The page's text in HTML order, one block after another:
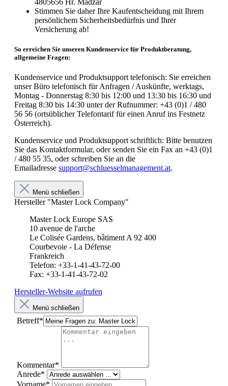
Stimmen Sie daher Ihre Kaufentscheidung mit Ihrem
persönlichem Sicherheitsbedürfnis und Ihrer
Versicherung ab!
So erreichen Sie unseren Kundenservice für Produktberatung,
allgemeine Fragen:
Kundenservice und Produktsupport telefonisch: Sie erreichen
unser Büro telefonisch für Anfragen / Auskünfte, werktags,
Montag - Donnerstag 8:30 bis 12:00 und 13:30 bis 16:30 und
Freitag 8:30 bis 14:30 unter der Rufnummer: +43 (0)1 / 480
56 56 (ortsüblicher Telefontarif für einen Anruf ins Festnetz
Österreich).
Kundenservice und Produktsupport schriftlich: Bitte benutzen
Sie das Kontaktformular, oder senden Sie ein Fax an +43 (0)1
/ 480 55 35, oder schreiben Sie an die
Emailadresse support@schluesselmanagement.at.
Menü schließen
Hersteller "Master Lock Company"
Master Lock Europe SAS
10 avenue de l'arche
Le Colisée Gardens, bâtiment A 92 400
Courbevoie - La Défense
Frankreich
Telefon: +33-1-41-43-72-00
Fax: +33-1-41-43-72-02
Hersteller-Website aufrufen
Menü schließen
Betreff*
Kommentar*
Anrede*